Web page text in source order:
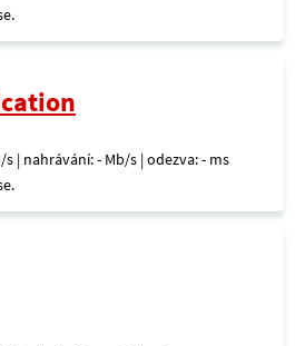
| nahrávání: - Mb/s | odezva: - ms